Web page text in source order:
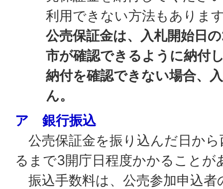
利用できない方法もありま
公売保証金は、入札開始日
市が確認できるように納付
納付を確認できない場合、
ん。
ア 銀行振込
公売保証金を振り込んだ日か
るまで3開庁日程度かかることが
振込手数料は、公売参加申込者